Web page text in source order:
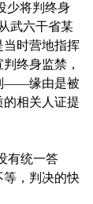
少将判终身
武六干省某
当时营地指挥
终身监禁，
——缘由是被
相关人证提
有统一答
等，判决的快